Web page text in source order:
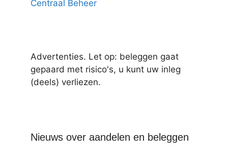
Centraal Beheer
Advertenties. Let op: beleggen gaat
gepaard met risico's, u kunt uw inleg
(deels) verliezen.
Nieuws over aandelen en beleggen